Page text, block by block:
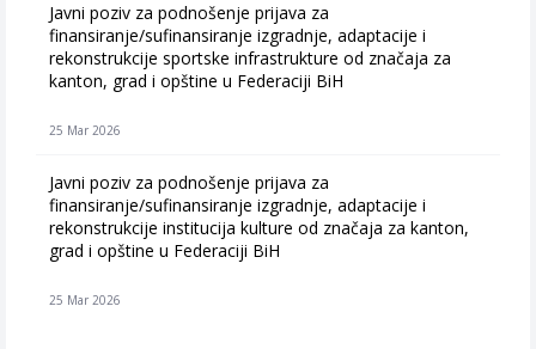
Javni poziv za podnošenje prijava za
finansiranje/sufinansiranje izgradnje, adaptacije i
rekonstrukcije sportske infrastrukture od značaja za
kanton, grad i opštine u Federaciji BiH
25 Mar 2026
Javni poziv za podnošenje prijava za
finansiranje/sufinansiranje izgradnje, adaptacije i
rekonstrukcije institucija kulture od značaja za kanton,
grad i opštine u Federaciji BiH
25 Mar 2026